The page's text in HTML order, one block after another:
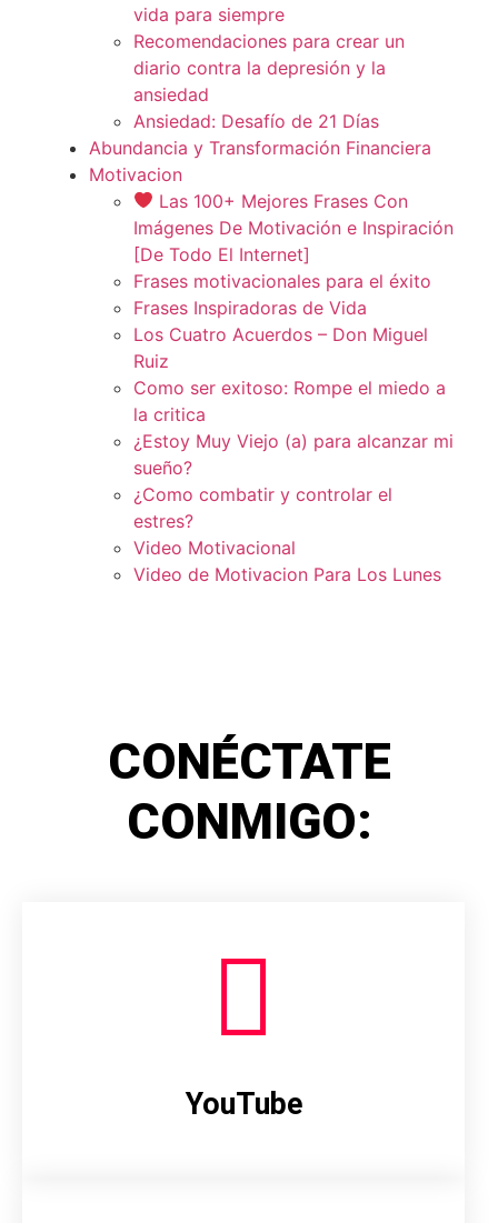
vida para siempre
Recomendaciones para crear un
diario contra la depresión y la
ansiedad
Ansiedad: Desafío de 21 Días
Abundancia y Transformación Financiera
Motivacion
Las 100+ Mejores Frases Con
Imágenes De Motivación e Inspiración
[De Todo El Internet]
Frases motivacionales para el éxito
Frases Inspiradoras de Vida
Los Cuatro Acuerdos – Don Miguel
Ruiz
Como ser exitoso: Rompe el miedo a
la critica
¿Estoy Muy Viejo (a) para alcanzar mi
sueño?
¿Como combatir y controlar el
estres?
Video Motivacional
Video de Motivacion Para Los Lunes
CONÉCTATE
CONMIGO:
YouTube